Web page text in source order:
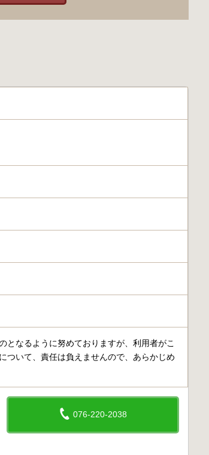
となるように努めておりますが、利用者がこ
ついて、責任は負えませんので、あらかじめ
076-220-2038